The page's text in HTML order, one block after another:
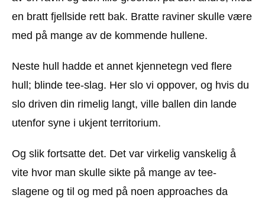
en bratt fjellside rett bak. Bratte raviner skulle være
med på mange av de kommende hullene.
Neste hull hadde et annet kjennetegn ved flere
hull; blinde tee-slag. Her slo vi oppover, og hvis du
slo driven din rimelig langt, ville ballen din lande
utenfor syne i ukjent territorium.
Og slik fortsatte det. Det var virkelig vanskelig å
vite hvor man skulle sikte på mange av tee-
slagene og til og med på noen approaches da